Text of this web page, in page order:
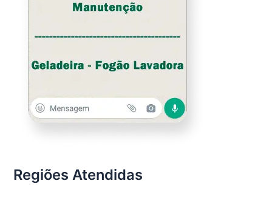
Regiões Atendidas